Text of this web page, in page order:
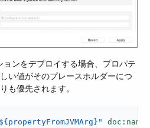
ンをデプロイする場合、プロパテ
い値がそのプレースホルダーにつ
も優先されます。
doc:name